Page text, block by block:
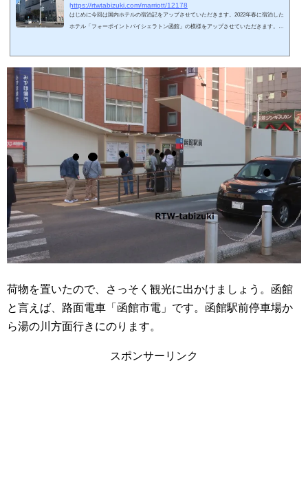
https://rtwtabizuki.com/marriott/12178
はじめに今回は国内ホテルの宿泊記をアップさせていただきます。2022年春に宿泊した
ホテル「フォーポイントバイシェラトン函館」の模様をアップさせていただきます。も
リオットホテル宿泊体験記一覧はこちら。↓スポンサーリンク (adsbygoogle = window.ad
sbygoogle || ).push({});駅...
荷物を置いたので、さっそく観光に出かけましょう。函館
と言えば、路面電車「函館市電」です。函館駅前停車場か
ら湯の川方面行きにのります。
スポンサーリンク